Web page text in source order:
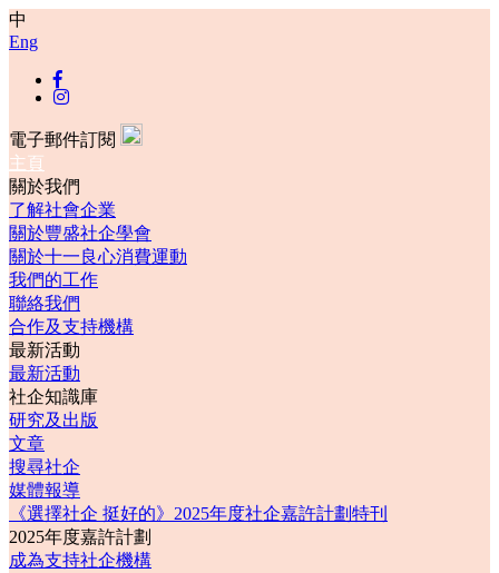
中
Eng
電子郵件訂閱
主頁
關於我們
了解社會企業
關於豐盛社企學會
關於十一良心消費運動
我們的工作
聯絡我們
合作及支持機構
最新活動
最新活動
社企知識庫
研究及出版
文章
搜尋社企
媒體報導
《選擇社企 挺好的》2025年度社企嘉許計劃特刊
2025年度嘉許計劃
成為支持社企機構